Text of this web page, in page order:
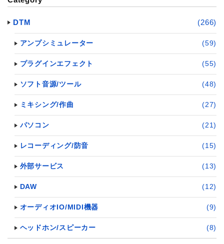
DTM (266)
アンプシミュレーター (59)
プラグインエフェクト (55)
ソフト音源/ツール (48)
ミキシング/作曲 (27)
パソコン (21)
レコーディング/防音 (15)
外部サービス (13)
DAW (12)
オーディオIO/MIDI機器 (9)
ヘッドホン/スピーカー (8)